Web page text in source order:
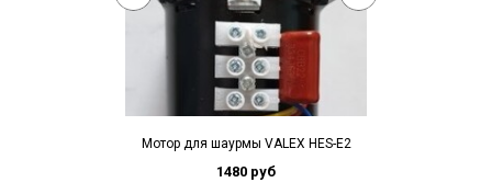
Мотор для шаурмы VALEX HES-E2
1480 руб